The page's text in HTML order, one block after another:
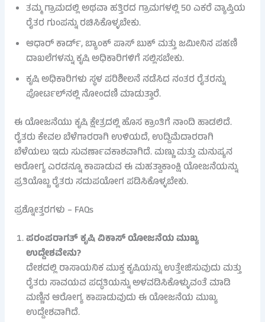
ತಮ್ಮ ಗ್ರಾಮದಲ್ಲಿ ಅಥವಾ ಹತ್ತಿರದ ಗ್ರಾಮಗಳಲ್ಲಿ 50 ಎಕರೆ ವ್ಯಾಪ್ತಿಯ
ರೈತರ ಗುಂಪನ್ನು ರಚಿಸಿಕೊಳ್ಳಬೇಕು.
ಆಧಾರ್ ಕಾರ್ಡ್, ಬ್ಯಾಂಕ್ ಪಾಸ್ ಬುಕ್ ಮತ್ತು ಜಮೀನಿನ ಪಹಣಿ
ದಾಖಲೆಗಳನ್ನು ಕೃಷಿ ಅಧಿಕಾರಿಗಳಿಗೆ ಸಲ್ಲಿಸಬೇಕು.
ಕೃಷಿ ಅಧಿಕಾರಿಗಳು ಸ್ಥಳ ಪರಿಶೀಲನೆ ನಡೆಸಿದ ನಂತರ ರೈತರನ್ನು
ಪೋರ್ಟಲ್‌ನಲ್ಲಿ ನೋಂದಣಿ ಮಾಡುತ್ತಾರೆ.
ಈ ಯೋಜನೆಯು ಕೃಷಿ ಕ್ಷೇತ್ರದಲ್ಲಿ ಹೊಸ ಕ್ರಾಂತಿಗೆ ನಾಂದಿ ಹಾಡಲಿದೆ.
ರೈತರು ಕೇವಲ ಬೆಳೆಗಾರರಾಗಿ ಉಳಿಯದೆ, ಉದ್ದಿಮೆದಾರರಾಗಿ
ಬೆಳೆಯಲು ಇದು ಸುವರ್ಣಾವಕಾಶವಾಗಿದೆ. ಮಣ್ಣು ಮತ್ತು ಮನುಷ್ಯನ
ಆರೋಗ್ಯ ಎರಡನ್ನೂ ಕಾಪಾಡುವ ಈ ಮಹತ್ವಾಕಾಂಕ್ಷಿ ಯೋಜನೆಯನ್ನು
ಪ್ರತಿಯೊಬ್ಬ ರೈತರು ಸದುಪಯೋಗ ಪಡಿಸಿಕೊಳ್ಳಬೇಕು.
ಪ್ರಶ್ನೋತ್ತರಗಳು – FAQs
ಪರಂಪರಾಗತ್ ಕೃಷಿ ವಿಕಾಸ್ ಯೋಜನೆಯ ಮುಖ್ಯ
ಉದ್ದೇಶವೇನು?
ದೇಶದಲ್ಲಿ ರಾಸಾಯನಿಕ ಮುಕ್ತ ಕೃಷಿಯನ್ನು ಉತ್ತೇಜಿಸುವುದು ಮತ್ತು
ರೈತರು ಸಾವಯವ ಪದ್ಧತಿಯನ್ನು ಅಳವಡಿಸಿಕೊಳ್ಳುವಂತೆ ಮಾಡಿ
ಮಣ್ಣಿನ ಆರೋಗ್ಯ ಕಾಪಾಡುವುದು ಈ ಯೋಜನೆಯ ಮುಖ್ಯ
ಉದ್ದೇಶವಾಗಿದೆ.